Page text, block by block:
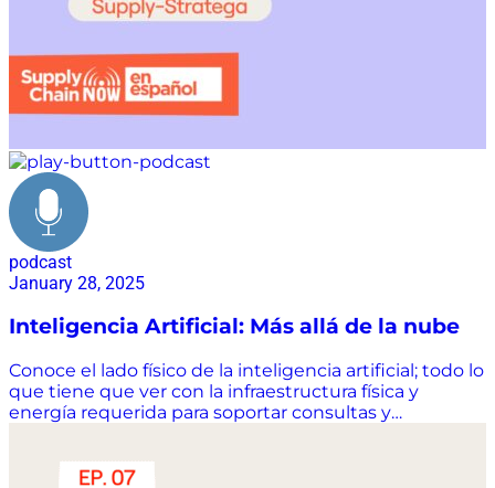
podcast
January 28, 2025
Inteligencia Artificial: Más allá de la nube
Conoce el lado físico de la inteligencia artificial; todo lo
que tiene que ver con la infraestructura física y
energía requerida para soportar consultas y